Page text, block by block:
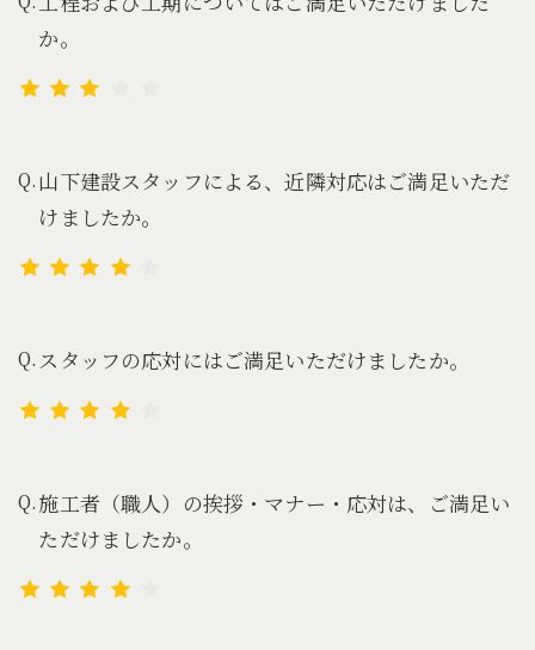
か。
山下建設スタッフによる、近隣対応はご満足いただ
けましたか。
スタッフの応対にはご満足いただけましたか。
施工者（職人）の挨拶・マナー・応対は、ご満足い
ただけましたか。